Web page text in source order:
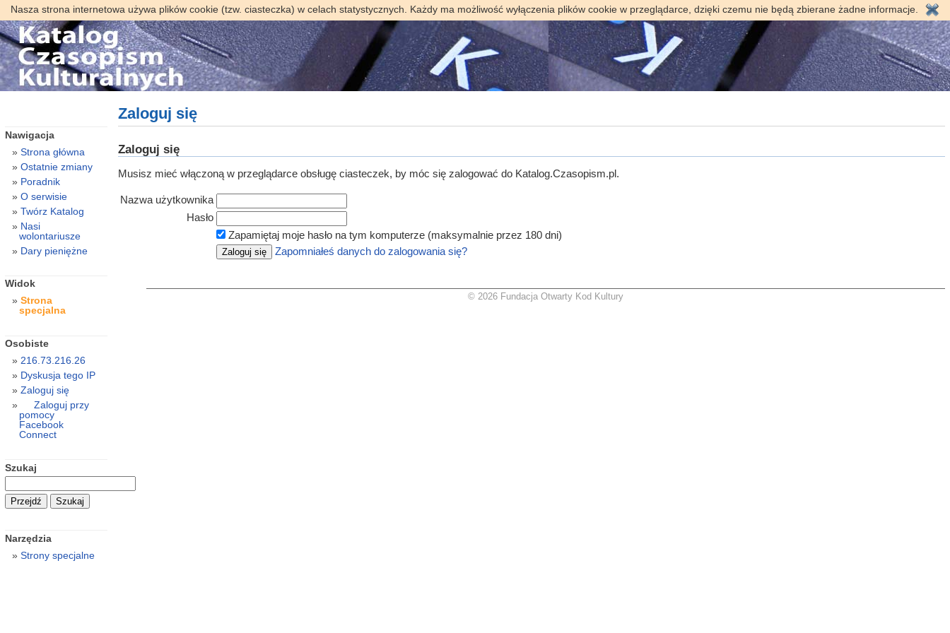
Nasza strona internetowa używa plików cookie (tzw. ciasteczka) w celach statystycznych. Każdy ma możliwość wyłączenia plików cookie w przeglądarce, dzięki czemu nie będą zbierane żadne informacje.
Zaloguj się
Zaloguj się
Musisz mieć włączoną w przeglądarce obsługę ciasteczek, by móc się zalogować do Katalog.Czasopism.pl.
Nazwa użytkownika
Hasło
Zapamiętaj moje hasło na tym komputerze (maksymalnie przez 180 dni)
Zapomniałeś danych do zalogowania się?
Nawigacja
Strona główna
Ostatnie zmiany
Poradnik
O serwisie
Twórz Katalog
Nasi
wolontariusze
Dary pieniężne
Widok
Strona
specjalna
Osobiste
216.73.216.26
Dyskusja tego IP
Zaloguj się
Zaloguj przy
pomocy
Facebook
Connect
Szukaj
Narzędzia
Strony specjalne
© 2026 Fundacja Otwarty Kod Kultury